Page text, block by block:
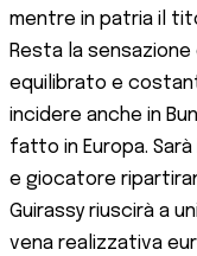
mentre in patria il
Resta la
equilibrato e
incidere anche in
fatto in Europa.
e giocatore
Guirassy riuscirà a
vena realizzativa